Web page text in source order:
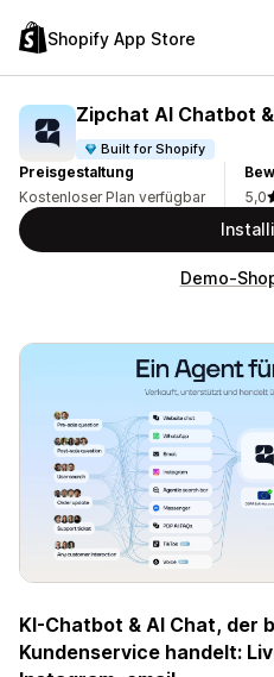
Shopify App Store
Zipchat AI Chatbot
Built for Shopify
Preisgestaltung
Kostenloser Plan verfügbar
5,0
Demo-
KI-Chatbot & AI Chat, der
Kundenservice handelt: